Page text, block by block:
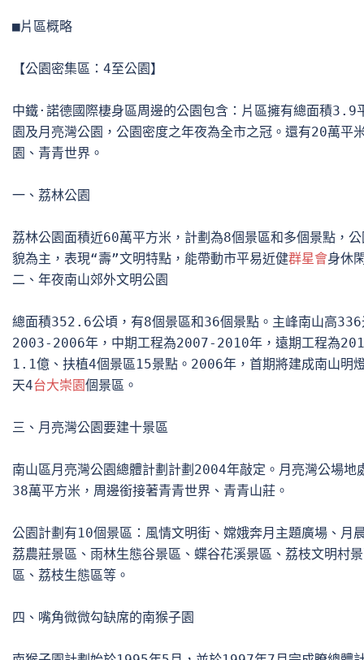
■片區概略
【公園密集區：4至公園】
中鐵·諾德國際棲身區周邊的公園包含：片區擁有總面積3.9
園及月亮灣公園，公園密度之年夜為全市之冠。還有20萬平
園、青青世界。
一、荔林公園
荔林公園面積近60萬平方米，計劃為8個景區和多個景點，
貌為主，表現“壽”文明特點，能帶動市平易近健群星會身休
二、年夜南山郊外文明公園
總面積352.6公頃，有8個景區和36個景點。主峰南山高336
2003-2006年，中期工程為2007-2010年，遠期工程為
1.1億、扶植4個景區15景點。2006年，首期將建成南山明
天4台大崇園個景區。
三、月亮灣公園要建十景區
南山區月亮灣公園總體計劃計劃2004年敲定。月亮灣公場地
38萬平方米，周邊銜接著青青世界、青青山莊。
公園計劃有10個景區：風情文明街、嫦娥奔月主題廣場、月
荔農莊景區、雨林生態谷景區、蝶谷花溪景區、荔枝文明
區、荔枝生態區等。
四、嘴角微微勾缺席的南猴子園